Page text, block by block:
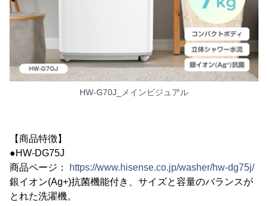
HW-G70J_メインビジュアル
【商品特徴】
●HW-DG75J
商品ページ：
https://www.hisense.co.jp/washer/hw-dg75j/
銀イオン(Ag+)抗菌機能付き、サイズと容量のバランスが
とれた洗濯機。